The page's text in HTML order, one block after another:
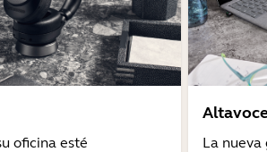
oficina esté
La nueva